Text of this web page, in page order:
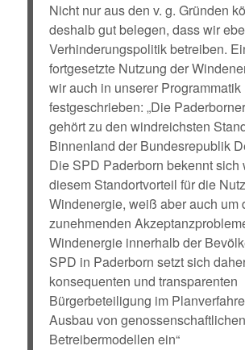
Nicht nur aus den v. g. Gründen
deshalb gut belegen, dass wir
Verhinderungspolitik betreiben.
fortgesetzte Nutzung der
wir auch in unserer Programmatik
festgeschrieben: „Die
gehört zu den windreichsten
Binnenland der Bundesrepublik
Die SPD Paderborn bekennt sich
diesem Standortvorteil für die
Windenergie, weiß aber auch um
zunehmenden
Windenergie innerhalb der
SPD in Paderborn setzt sich
konsequenten und transparenten
Bürgerbeteiligung im
Ausbau von genossenschaftlichen
Betreibermodellen ein“